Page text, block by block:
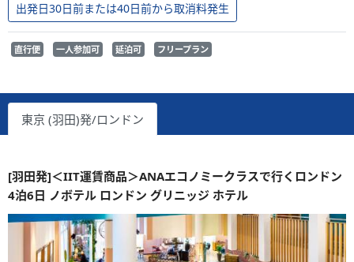
出発日30日前または40日前から取消料発生
直行便 一人参加可 延泊可 フリープラン
東京 (羽田)発/ロンドン
[羽田発]＜IIT運賃商品＞ANAエコノミークラスで行くロンドン
4泊6日 ノボテル ロンドン グリニッジ ホテル